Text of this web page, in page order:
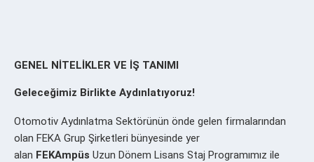
GENEL NİTELİKLER VE İŞ TANIMI
Geleceğimiz Birlikte Aydınlatıyoruz!
Otomotiv Aydınlatma Sektörünün önde gelen firmalarından
olan FEKA Grup Şirketleri bünyesinde yer
alan FEKAmpüs Uzun Dönem Lisans Staj Programımız ile